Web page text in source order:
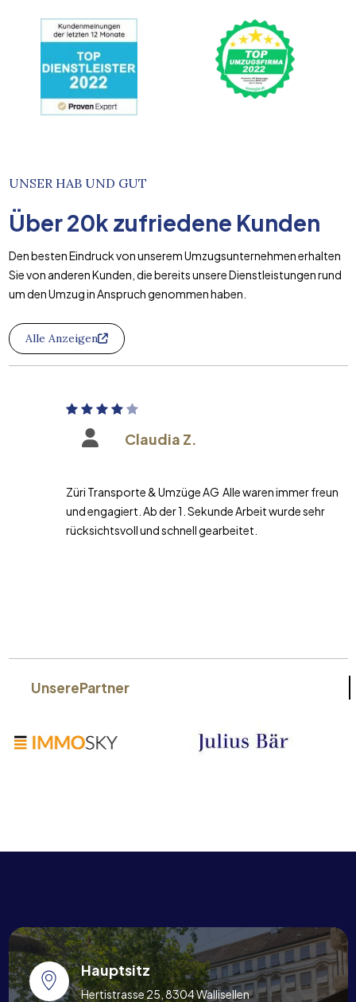
UNSER HAB UND GUT
Über20k zufriedene Kunden
Den besten Eindruck von unserem Umzugsunternehmen erhalten
Sie von anderen Kunden, die bereits unsere Dienstleistungen rund
um den Umzug in Anspruch genommen haben.
Alle Anzeigen
Claudia Z.
Züri Transporte & Umzüge AG Alle waren immer freundlich
und engagiert. Ab der 1. Sekunde Arbeit wurde sehr
rücksichtsvoll und schnell gearbeitet.
UnserePartner
Hauptsitz
Hertistrasse 25, 8304 Wallisellen